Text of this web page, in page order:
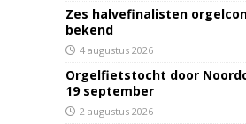
Zes halvefinalisten
bekend
4 augustus 2026
Orgelfietstocht door
19 september
2 augustus 2026